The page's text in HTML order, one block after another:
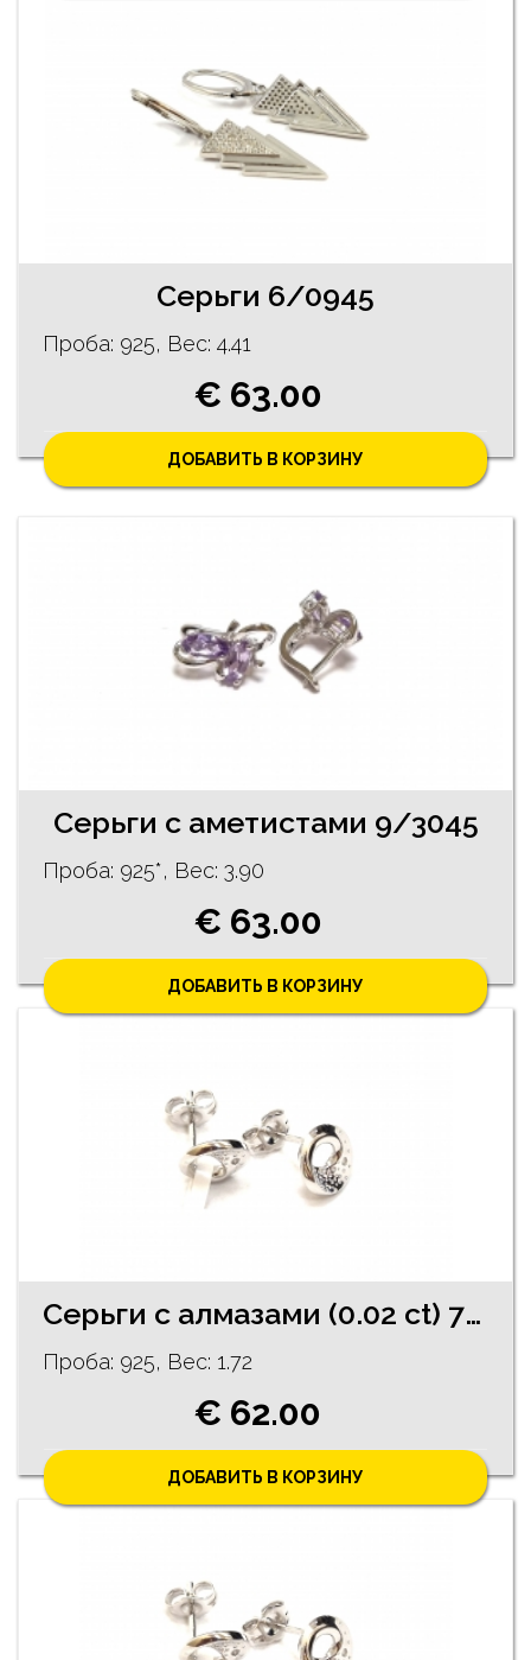
Серьги 6/0945
Проба: 925, Bес: 4.41
€ 63.00
ДОБАВИТЬ В КОРЗИНУ
Cерьги с аметистами 9/3045
Проба: 925*, Bес: 3.90
€ 63.00
ДОБАВИТЬ В КОРЗИНУ
Ceрьги с алмазами (0.02 ct) 71/5755
Проба: 925, Bес: 1.72
€ 62.00
ДОБАВИТЬ В КОРЗИНУ